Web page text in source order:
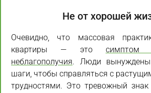
Не от хорошей
Очевидно, что массовая
квартиры — это симптом
неблагополучия. Люди
шаги, чтобы справляться с
трудностями. Это тревожный